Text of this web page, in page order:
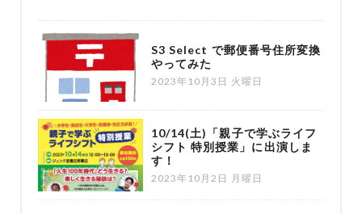
S3 Select で郵便番号住所変換
やってみた
2023年10月3日 火曜日
10/14(土)「親子で学ぶライフ
シフト 特別授業」に出演しま
す！
2023年10月2日 月曜日